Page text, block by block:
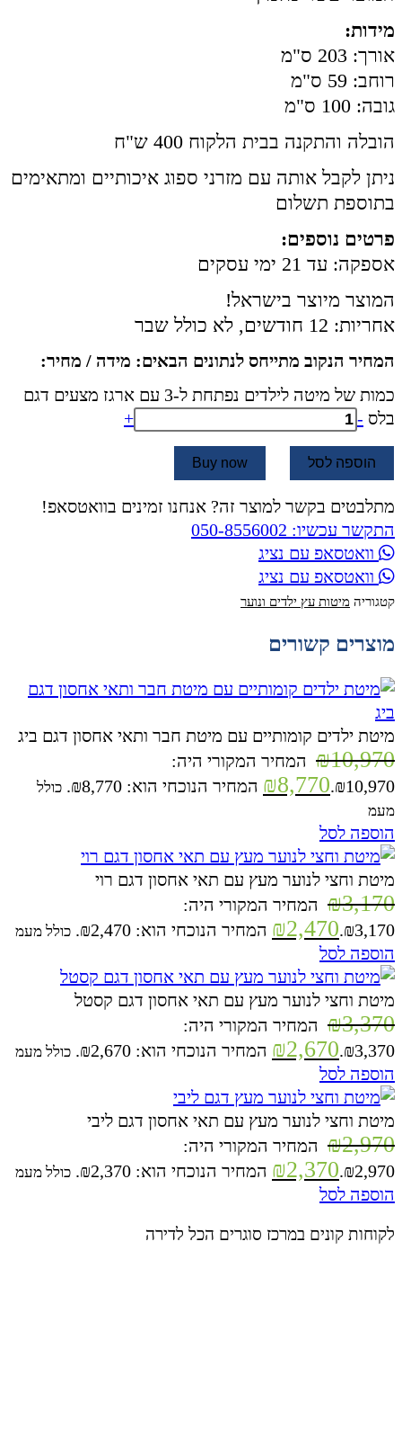
מידות:
אורך: 203 ס"מ
רוחב: 59 ס"מ
גובה: 100 ס"מ
הובלה והתקנה בבית הלקוח 400 ש"ח
ניתן לקבל אותה עם מזרני ספוג איכותיים ומתאימים
בתוספת תשלום
פרטים נוספים:
אספקה: עד 21 ימי עסקים
המוצר מיוצר בישראל!
אחריות: 12 חודשים, לא כולל שבר
המחיר הנקוב מתייחס לנתונים הבאים: מידה / מחיר:
כמות של מיטה לילדים נפתחת ל-3 עם ארגז מצעים דגם
בלס -
+
הוספה לסל Buy now
מתלבטים בקשר למוצר זה? אנחנו זמינים בוואטסאפ!
התקשר עכשיו: 050-8556002
וואטסאפ עם נציג
וואטסאפ עם נציג
קטגוריה מיטות עץ ילדים ונוער
מוצרים קשורים
מיטת ילדים קומותיים עם מיטת חבר ותאי אחסון דגם ביג
₪10,970
המחיר המקורי היה:
₪10,970.
₪8,770 המחיר הנוכחי הוא: ₪8,770.
כולל
מעמ
הוספה לסל
מיטת וחצי לנוער מעץ עם תאי אחסון דגם רוי
₪3,170
המחיר המקורי היה:
₪3,170.
₪2,470 המחיר הנוכחי הוא: ₪2,470. כולל מעמ
הוספה לסל
מיטת וחצי לנוער מעץ עם תאי אחסון דגם קסטל
₪3,370
המחיר המקורי היה:
₪3,370.
₪2,670 המחיר הנוכחי הוא: ₪2,670. כולל מעמ
הוספה לסל
מיטת וחצי לנוער מעץ עם תאי אחסון דגם ליבי
₪2,970
המחיר המקורי היה:
₪2,970.
₪2,370 המחיר הנוכחי הוא: ₪2,370. כולל מעמ
הוספה לסל
לקוחות קונים במרכז סוגרים הכל לדירה